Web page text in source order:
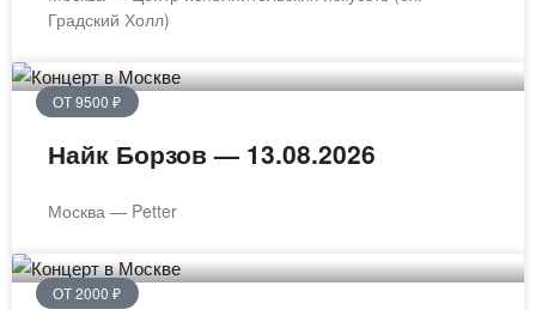
Градский Холл)
ОТ 9500 ₽
Найк Борзов — 13.08.2026
Москва — Petter
ОТ 2000 ₽